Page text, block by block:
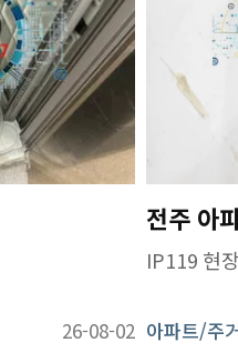
26-08-02
IP119 현
아파트/주